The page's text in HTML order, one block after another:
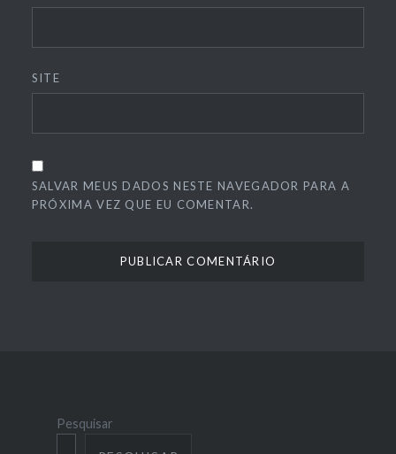
SITE
SALVAR MEUS DADOS NESTE NAVEGADOR PARA A
PRÓXIMA VEZ QUE EU COMENTAR.
Pesquisar